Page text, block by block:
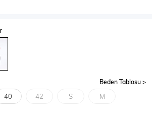
Beden Tablosu
40 42 S M